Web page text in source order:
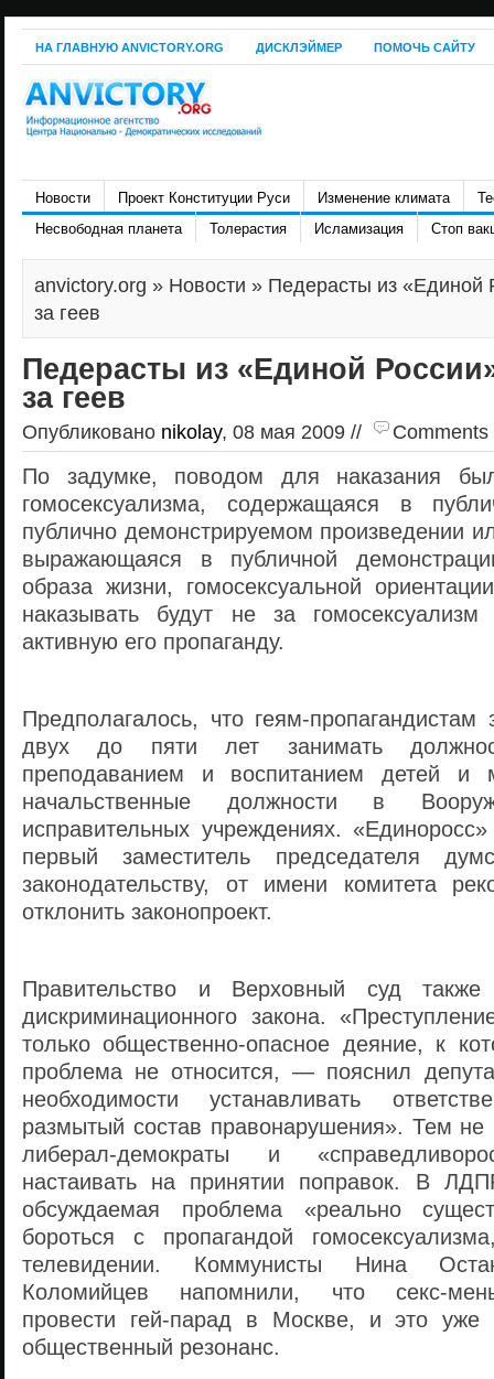
НА ГЛАВНУЮ ANVICTORY.ORG ДИСКЛЭЙМЕР ПОМОЧЬ САЙТУ
Новости Проект Конституции Руси Изменение климата
Несвободная планета
Толерастия Исламизация Стоп
anvictory.org » Новости » Педерасты из «Единой
за геев
Педерасты из «Единой
за геев
Опубликовано nikolay, 08 мая 2009 //
По задумке, поводом для наказания
гомосексуализма, содержащаяся в
публично демонстрируемом произведении
выражающаяся в публичной
образа жизни, гомосексуальной
наказывать будут не за
активную его пропаганду.
Предполагалось, что геям-пропагандистам
двух до пяти лет занимать
преподаванием и воспитанием детей и
начальственные должности в
исправительных учреждениях.
первый заместитель председателя
законодательству, от имени комитета
отклонить законопроект.
Правительство и Верховный суд также
дискриминационного закона.
только общественно-опасное деяние, к
проблема не относится, — пояснил
необходимости устанавливать
размытый состав правонарушения». Тем
либерал-демократы и
настаивать на принятии поправок. В
обсуждаемая проблема «реально
бороться с пропагандой
телевидении. Коммунисты Нина
Коломийцев напомнили, что секс-
провести гей-парад в Москве, и это уже
общественный резонанс.